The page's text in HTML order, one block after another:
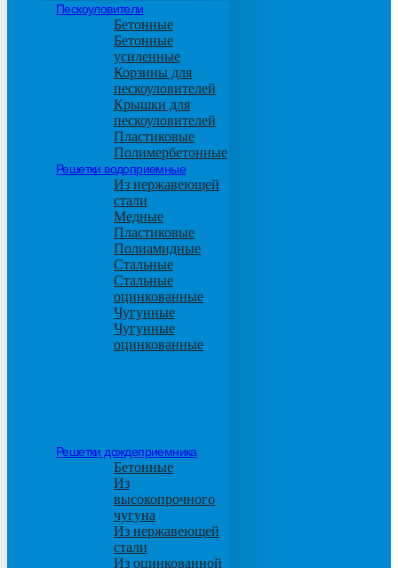
Пескоуловители
Бетонные
Бетонные
усиленные
Корзины для
пескоуловителей
Крышки для
пескоуловителей
Пластиковые
Полимербетонные
Решетки водоприемные
Из нержавеющей
стали
Медные
Пластиковые
Полиамидные
Стальные
Стальные
оцинкованные
Чугунные
Чугунные
оцинкованные
Решетки дождеприемника
Бетонные
Из
высокопрочного
чугуна
Из нержавеющей
стали
Из оцинкованной